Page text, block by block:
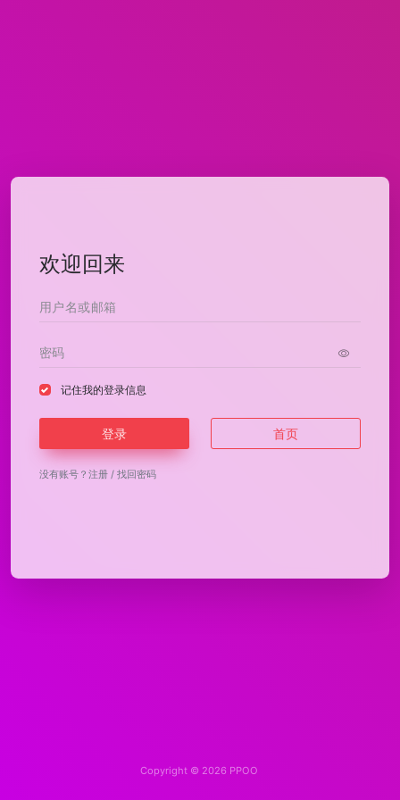
欢迎回来
记住我的登录信息
登录 首页
没有账号？ 注册 / 找回密码
Copyright © 2026 PPOO